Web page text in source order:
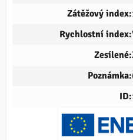
Zátěžový index:
Rychlostní index:
Zesílené:
Poznámka:
ID: